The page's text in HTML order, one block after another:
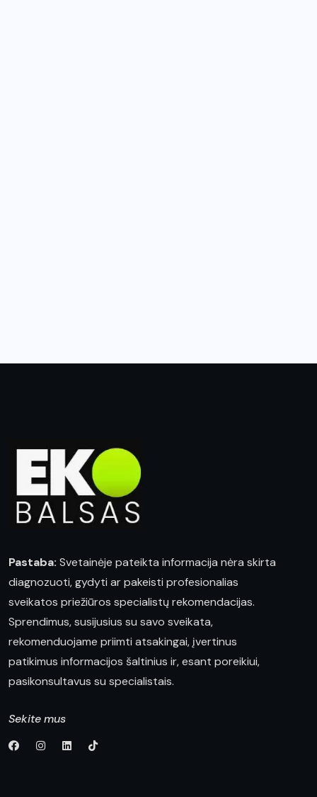
Pastaba: Svetainėje pateikta informacija nėra skirta
diagnozuoti, gydyti ar pakeisti profesionalias
sveikatos priežiūros specialistų rekomendacijas.
Sprendimus, susijusius su savo sveikata,
rekomenduojame priimti atsakingai, įvertinus
patikimus informacijos šaltinius ir, esant poreikiui,
pasikonsultavus su specialistais.
Sekite mus